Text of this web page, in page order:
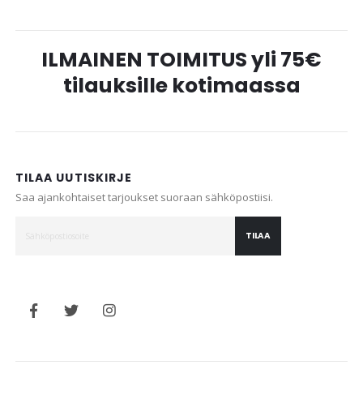
ILMAINEN TOIMITUS yli 75€
tilauksille kotimaassa
TILAA UUTISKIRJE
Saa ajankohtaiset tarjoukset suoraan sähköpostiisi.
TILAA